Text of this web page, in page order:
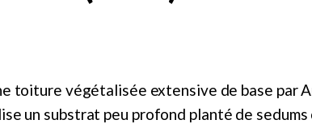
toiture végétalisée extensive de base par
un substrat peu profond planté de sedums